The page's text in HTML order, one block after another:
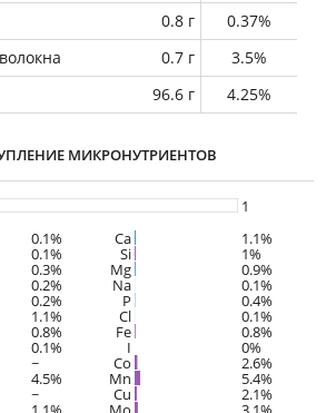
0.8 г
0.37%
0.7 г
3.5%
96.6 г 4.25%
МИКРОНУТРИЕНТОВ
1
0.1%
0.1%
0.3%
0.2%
0.2%
1.1%
0.8%
0.1%
~
4.5%
~
Ca 1.1%
Si 1%
Mg 0.9%
Na 0.1%
P 0.4%
Cl 0.1%
Fe 0.8%
I 0%
Co 2.6%
Mn 5.4%
Cu 2.1%